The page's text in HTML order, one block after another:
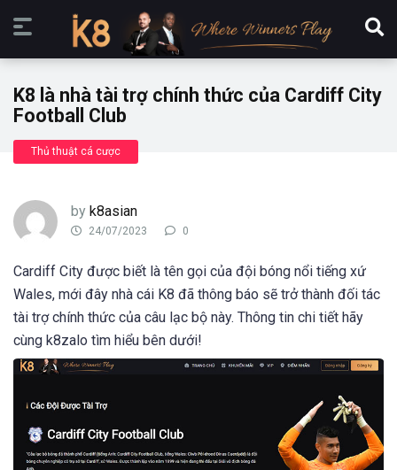
K8 là nhà tài trợ chính thức của Cardiff City
Football Club
Thủ thuật cá cược
by k8asian
24/07/2023 0
Cardiff City được biết là tên gọi của đội bóng nổi tiếng xứ
Wales, mới đây nhà cái K8 đã thông báo sẽ trở thành đối tác
tài trợ chính thức của câu lạc bộ này. Thông tin chi tiết hãy
cùng k8zalo tìm hiểu bên dưới!